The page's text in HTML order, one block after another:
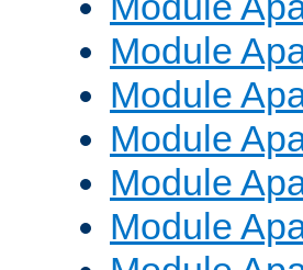
Module
Module
Module
Module
Module